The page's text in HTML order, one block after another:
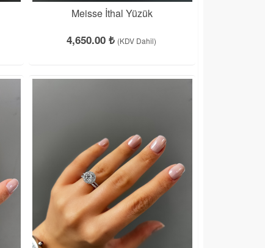
Meisse İthal Yüzük
4,650.00 ₺ (KDV Dahil)